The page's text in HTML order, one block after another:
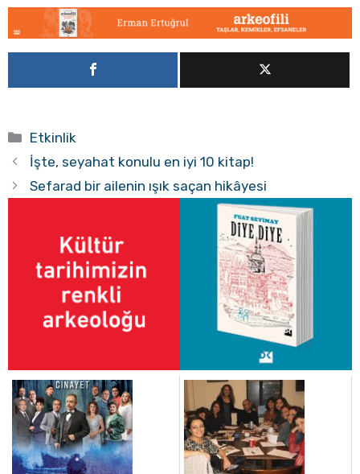
Kategoriler
Etkinlik
İşte, seyahat konulu en iyi 10 kitap!
Sefarad bir ailenin ışık saçan hikâyesi